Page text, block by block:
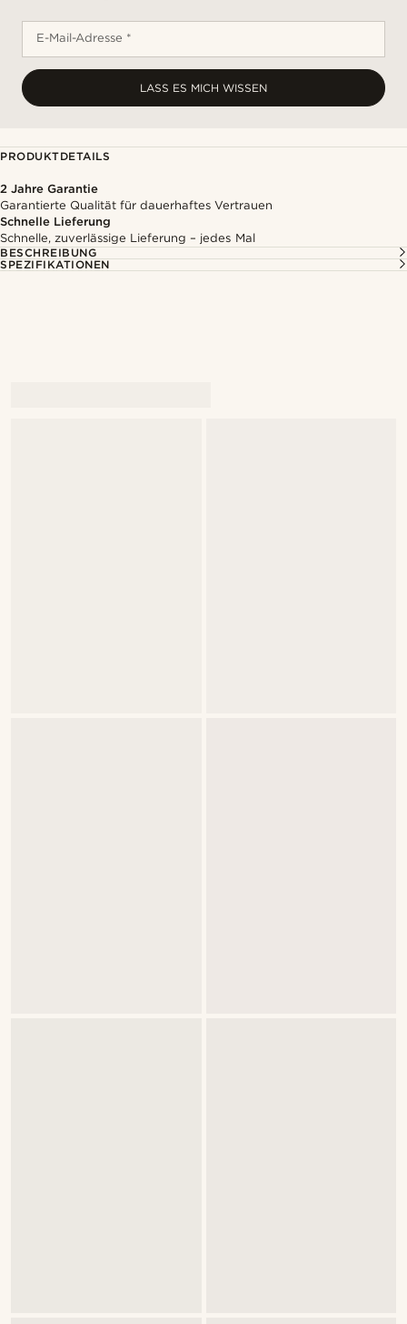
E-Mail-Adresse *
LASS ES MICH WISSEN
PRODUKTDETAILS
2 Jahre Garantie
Garantierte Qualität für dauerhaftes Vertrauen
Schnelle Lieferung
Schnelle, zuverlässige Lieferung – jedes Mal
BESCHREIBUNG
SPEZIFIKATIONEN